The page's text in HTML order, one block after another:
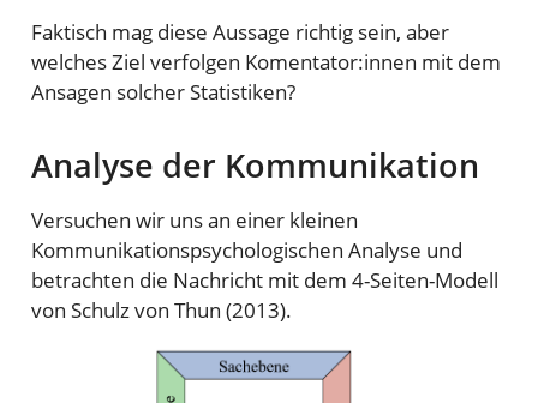
Faktisch mag diese Aussage richtig sein, aber
welches Ziel verfolgen Komentator:innen mit dem
Ansagen solcher Statistiken?
Analyse der Kommunikation
Versuchen wir uns an einer kleinen
Kommunikationspsychologischen Analyse und
betrachten die Nachricht mit dem 4-Seiten-Modell
von Schulz von Thun (2013).